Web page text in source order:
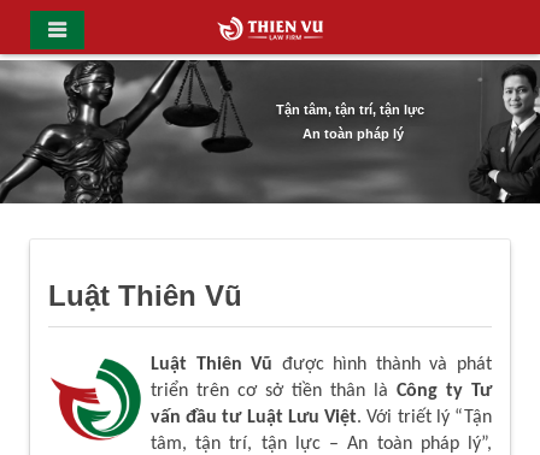
Tận tâm, tận trí, tận lực
An toàn pháp lý
Luật Thiên Vũ
Luật Thiên Vũ được hình thành và phát
triển trên cơ sở tiền thân là Công ty Tư
vấn đầu tư Luật Lưu Việt. Với triết lý “Tận
tâm, tận trí, tận lực – An toàn pháp lý”,